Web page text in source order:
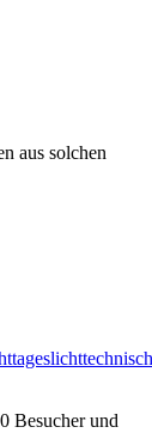
aus solchen
tageslicht
Besucher und